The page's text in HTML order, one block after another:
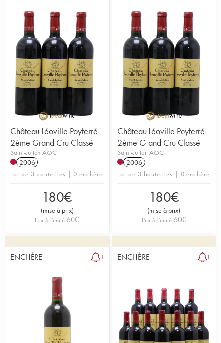
Château Léoville Poyferré
2ème Grand Cru Classé
Saint-Julien AOC
2006
Lot de 3 bouteilles | 0 enchère
180€
(mise à prix)
Prix à l'unité 60€
Château Léoville Poyferré
2ème Grand Cru Classé
Saint-Julien AOC
2006
Lot de 3 bouteilles | 0 enchère
180€
(mise à prix)
Prix à l'unité 60€
ENCHÈRE 1 ENCHÈRE 1